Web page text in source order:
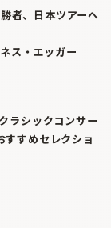
者、日本ツアーへ
ス・エッガー
ラシックコンサー
すすめセレクショ